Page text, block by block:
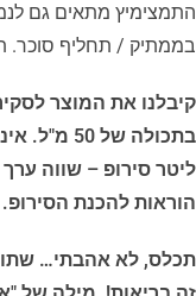
התמצימיץ מתאים גם
בממתיק / תחליף סוכר.
קיבלנו את המוצר
הוראות להכנת הסירופ.
תכלס, לא אהבתי… שתו